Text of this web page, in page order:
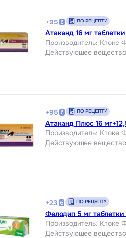
+95 ПО РЕЦЕПТУ
Атаканд 16 мг
Производитель: Клоке
Действующее вещество
+95 ПО РЕЦЕПТУ
Атаканд Плюс 16
Производитель: Клоке
Действующее вещество
+23 ПО РЕЦЕПТУ
Фелодип 5 мг
Производитель: Клоке
Действующее вещество